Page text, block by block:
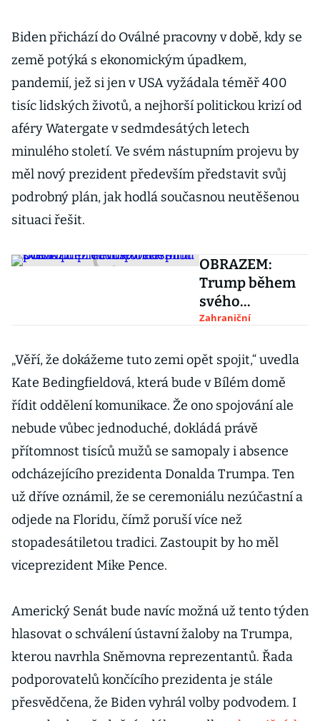
Biden přichází do Oválné pracovny v době, kdy se
země potýká s ekonomickým úpadkem,
pandemií, jež si jen v USA vyžádala téměř 400
tisíc lidských životů, a nejhorší politickou krizí od
aféry Watergate v sedmdesátých letech
minulého století. Ve svém nástupním projevu by
měl nový prezident především představit svůj
podrobný plán, jak hodlá současnou neutěšenou
situaci řešit.
OBRAZEM:
Trump během
svého
prezidentství
polovinu
předvolebních
Zahraniční
„Věří, že dokážeme tuto zemi opět spojit,“ uvedla
Kate Bedingfieldová, která bude v Bílém domě
řídit oddělení komunikace. Že ono spojování ale
nebude vůbec jednoduché, dokládá právě
přítomnost tisíců mužů se samopaly i absence
odcházejícího prezidenta Donalda Trumpa. Ten
už dříve oznámil, že se ceremoniálu nezúčastní a
odjede na Floridu, čímž poruší více než
stopadesátiletou tradici. Zastoupit by ho měl
viceprezident Mike Pence.
Americký Senát bude navíc možná už tento týden
hlasovat o schválení ústavní žaloby na Trumpa,
kterou navrhla Sněmovna reprezentantů. Řada
podporovatelů končícího prezidenta je stále
přesvědčena, že Biden vyhrál volby podvodem. I